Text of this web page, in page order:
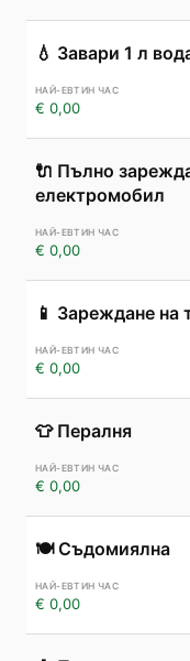
💧 Завари 1 л
€ 0,00
🔌 Пълно
електромобил
€ 0,00
📱 Зареждане на
€ 0,00
👕 Пералня
€ 0,00
🍽️ Съдомиялна
€ 0,00